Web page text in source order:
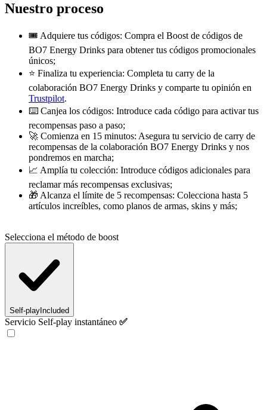
Nuestro proceso
🎟️ Adquiere tus códigos: Compra el Boost de códigos de
BO7 Energy Drinks para obtener tus códigos promocionales
únicos;
⭐ Finaliza tu experiencia: Completa tu carry de la
colaboración BO7 Energy Drinks y comparte tu opinión en
Trustpilot.
⌨️ Canjea los códigos: Introduce cada código para activar tus
recompensas paso a paso;
🚀 Comienza en 15 minutos: Asegura tu servicio de carry de
recompensas de la colaboración BO7 Energy Drinks y nos
pondremos en marcha;
📈 Amplía tu colección: Introduce códigos adicionales para
reclamar más recompensas exclusivas;
🎁 Alcanza el límite de 5 recompensas: Colecciona hasta 5
artículos increíbles, como planos de armas, skins y más;
Selecciona el método de boost
Self-play Included
Servicio Self-play instantáneo ✅